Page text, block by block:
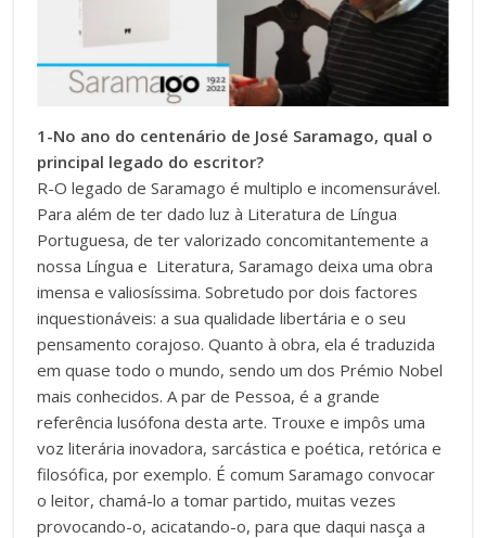
1-No ano do centenário de José Saramago, qual o
principal legado do escritor?
R-O legado de Saramago é multiplo e incomensurável.
Para além de ter dado luz à Literatura de Língua
Portuguesa, de ter valorizado concomitantemente a
nossa Língua e Literatura, Saramago deixa uma obra
imensa e valiosíssima. Sobretudo por dois factores
inquestionáveis: a sua qualidade libertária e o seu
pensamento corajoso. Quanto à obra, ela é traduzida
em quase todo o mundo, sendo um dos Prémio Nobel
mais conhecidos. A par de Pessoa, é a grande
referência lusófona desta arte. Trouxe e impôs uma
voz literária inovadora, sarcástica e poética, retórica e
filosófica, por exemplo. É comum Saramago convocar
o leitor, chamá-lo a tomar partido, muitas vezes
provocando-o, acicatando-o, para que daqui nasça a